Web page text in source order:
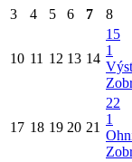
3
4 5 6 7 8
10 11 12 13 14
15
1
17 18 19 20 21
22
1